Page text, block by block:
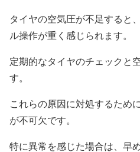
タイヤの空気圧が不足すると
ル操作が重く感じられます。
定期的なタイヤのチェックと
す。
これらの原因に対処するため
が不可欠です。
特に異常を感じた場合は、早